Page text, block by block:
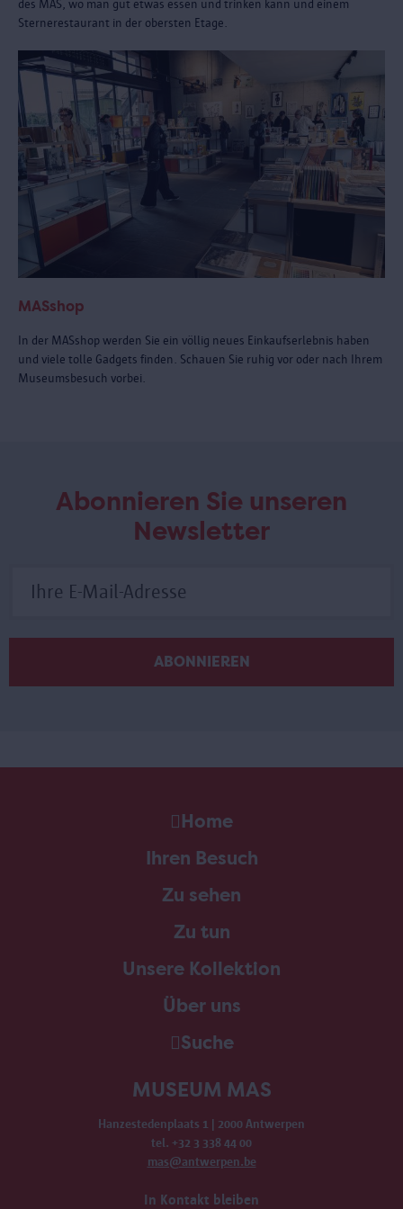
des MAS, wo man gut etwas essen und trinken kann und einem
Sternerestaurant in der obersten Etage.
MASshop
In der MASshop werden Sie ein völlig neues Einkaufserlebnis haben
und viele tolle Gadgets finden. Schauen Sie ruhig vor oder nach Ihrem
Museumsbesuch vorbei.
Abonnieren Sie unseren
Newsletter
Home
Ihren Besuch
Zu sehen
Zu tun
Unsere Kollektion
Über uns
Suche
MUSEUM MAS
Hanzestedenplaats 1 | 2000 Antwerpen
tel. +32 3 338 44 00
mas@antwerpen.be
In Kontakt bleiben